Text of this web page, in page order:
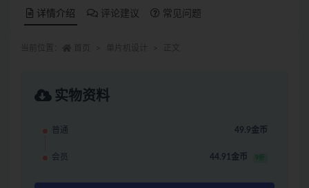
详情介绍 评论建议 常见问题
实物资料
普通 49.9金币
会员 44.91金币 9折